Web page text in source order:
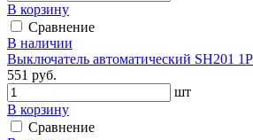
В корзину
Сравнение
В наличии
Выключатель автоматический SH201
551 руб.
шт
В корзину
Сравнение